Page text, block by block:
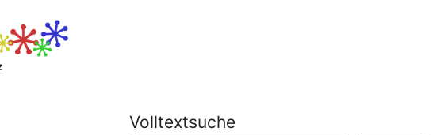
Volltextsuche